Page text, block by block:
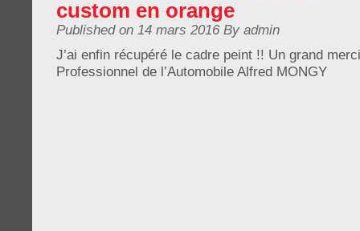
custom en orange
Published on 14 mars 2016 By admin
J’ai enfin récupéré le cadre peint !! Un grand
Professionnel de l’Automobile Alfred MONGY